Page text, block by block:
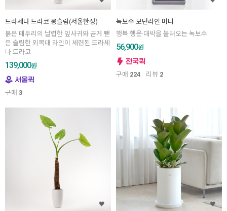
드라세나 드라코 롱슬림(서울한정)
붉은 테두리의 날렵한 잎사귀와 곧게 뻗
은 슬림한 외목대 라인이 세련된 드라세
나 드라코
139,000원
구매 3
녹보수 모던라인 미니
행복·행운·대박을 불러오는 녹보수
56,900원
구매 224 리뷰 2